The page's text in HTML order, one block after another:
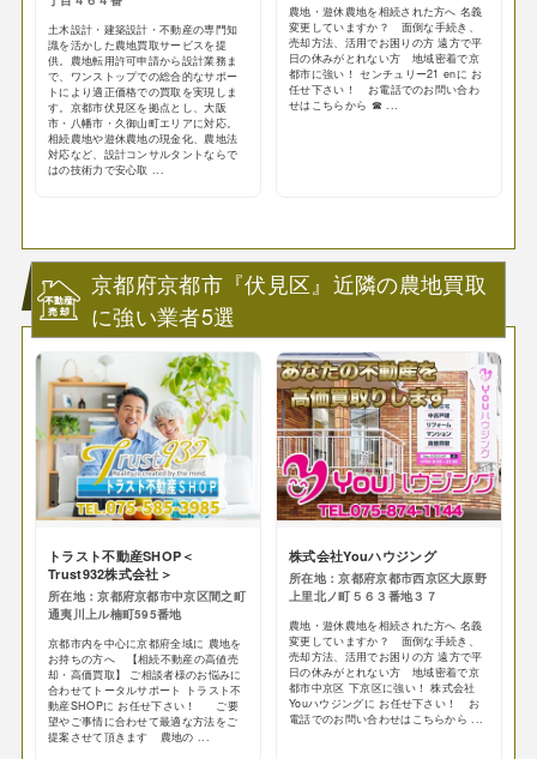
土木設計・建築設計・不動産の専門知
識を活かした農地買取サービスを提
供。農地転用許可申請から設計業務ま
で、ワンストップでの総合的なサポー
トにより適正価格での買取を実現しま
す。京都市伏見区を拠点とし、大阪
市・八幡市・久御山町エリアに対応。
相続農地や遊休農地の現金化、農地法
対応など、設計コンサルタントならで
はの技術力で安心取 ...
農地・遊休農地を相続された方へ 名義
変更していますか？ 面倒な手続き、
売却方法、活用でお困りの方 遠方で平
日の休みがとれない方 地域密着で京
都市に強い！ センチュリー21 enに お
任せ下さい！ お電話でのお問い合わ
せはこちらから ☎ ...
京都府京都市『伏見区』近隣の農地買取
に強い業者5選
トラスト不動産SHOP＜
Trust932株式会社＞
所在地：京都府京都市中京区間之町
通夷川上ル楠町595番地
京都市内を中心に京都府全域に 農地を
お持ちの方へ 【相続不動産の高値売
却・高価買取】 ご相談者様のお悩みに
合わせてトータルサポート トラスト不
動産SHOPに お任せ下さい！ ご要
望やご事情に合わせて最適な方法をご
提案させて頂きます 農地の ...
株式会社Youハウジング
所在地：京都府京都市西京区大原野
上里北ノ町５６３番地３７
農地・遊休農地を相続された方へ 名義
変更していますか？ 面倒な手続き、
売却方法、活用でお困りの方 遠方で平
日の休みがとれない方 地域密着で京
都市中京区 下京区に強い！ 株式会社
Youハウジングに お任せ下さい！ お
電話でのお問い合わせはこちらから ...